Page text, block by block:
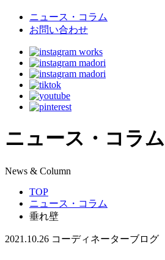
ニュース・コラム
お問い合わせ
ニュース・コラム
News & Column
TOP
ニュース・コラム
垂れ壁
2021.10.26 コーディネーターブログ